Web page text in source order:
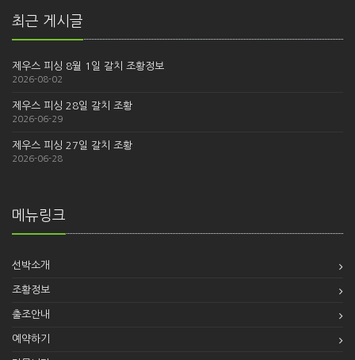
최근 게시글
제우스 피싱 8월 1일 갈치 조황정보
2026-08-02
제우스 피싱 28일 갈치 조황
2026-06-29
제우스 피싱 27일 갈치 조황
2026-06-28
메뉴링크
선박소개
조황정보
출조안내
예약하기